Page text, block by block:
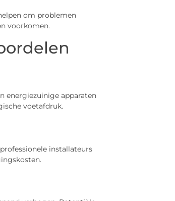
om problemen
voorkomen.
energiezuinige apparaten
voetafdruk.
installateurs